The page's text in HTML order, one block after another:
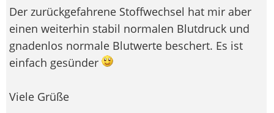
Der zurückgefahrene Stoffwechsel hat mir aber
einen weiterhin stabil normalen Blutdruck und
gnadenlos normale Blutwerte beschert. Es ist
einfach gesünder
Viele Grüße